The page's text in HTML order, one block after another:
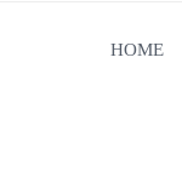
HOME